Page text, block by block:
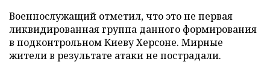
Военнослужащий отметил, что это не первая
ликвидированная группа данного формирования
в подконтрольном Киеву Херсоне. Мирные
жители в результате атаки не пострадали.